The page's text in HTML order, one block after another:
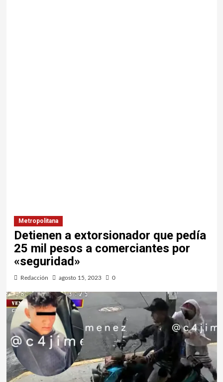
Metropolitana
Detienen a extorsionador que pedía
25 mil pesos a comerciantes por
«seguridad»
Redacción agosto 15, 2023 0